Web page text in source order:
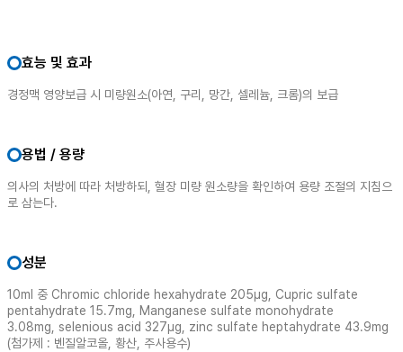
효능 및 효과
경정맥 영양보급 시 미량원소(아연, 구리, 망간, 셀레늄, 크롬)의 보급
용법 / 용량
의사의 처방에 따라 처방하되, 혈장 미량 원소량을 확인하여 용량 조절의 지침으
로 삼는다.
성분
10ml 중 Chromic chloride hexahydrate 205μg, Cupric sulfate
pentahydrate 15.7mg, Manganese sulfate monohydrate
3.08mg, selenious acid 327μg, zinc sulfate heptahydrate 43.9mg
(첨가제 : 벤질알코올, 황산, 주사용수)